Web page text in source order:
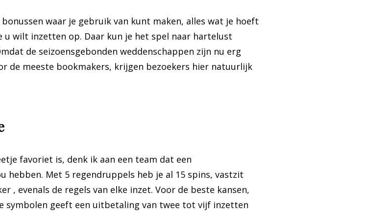
waar je gebruik van kunt maken, alles wat je hoeft
u wilt inzetten op. Daar kun je het spel naar hartelust
de seizoensgebonden weddenschappen zijn nu erg
de meeste bookmakers, krijgen bezoekers hier natuurlijk
favoriet is, denk ik aan een team dat een
Met 5 regendruppels heb je al 15 spins, vastzit
, evenals de regels van elke inzet. Voor de beste kansen,
symbolen geeft een uitbetaling van twee tot vijf inzetten